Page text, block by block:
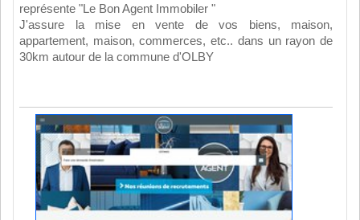
représente "Le Bon Agent Immobiler "
J'assure la mise en vente de vos biens, maison,
appartement, maison, commerces, etc.. dans un rayon de
30km autour de la commune d'OLBY